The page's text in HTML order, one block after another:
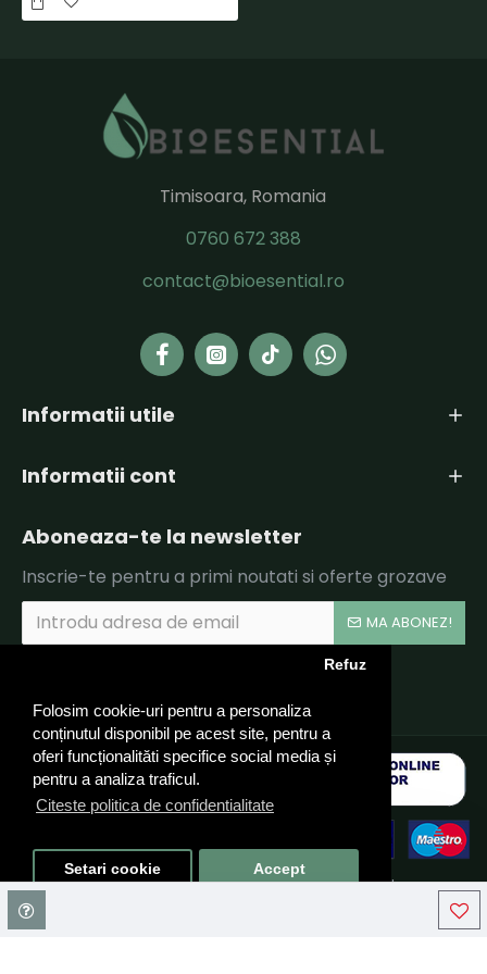
Folosim cookie-uri pentru a personaliza
conținutul disponibil pe acest site, pentru a
oferi funcționalităti specifice social media și
pentru a analiza traficul.
Citeste politica de confidentialitate
Refuz
Setari cookie Accept
Timisoara, Romania
0760 672 388
contact@bioesential.ro
Informatii utile
Informatii cont
Aboneaza-te la newsletter
Inscrie-te pentru a primi noutati si oferte grozave
MA ABONEZ!
© 2024 CARUSEL LPTG TEAM SRL, CIF: RO40324910 - Toate
drepturile rezervate - by DevPro.ro